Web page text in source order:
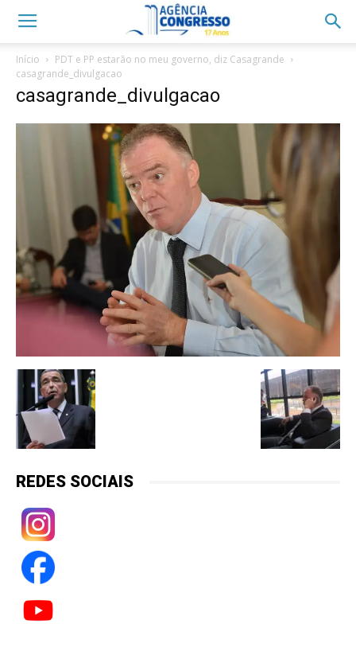
Início
PDT e PP estarão no meu governo, diz Casagrande
casagrande_divulgacao
casagrande_divulgacao
REDES SOCIAIS